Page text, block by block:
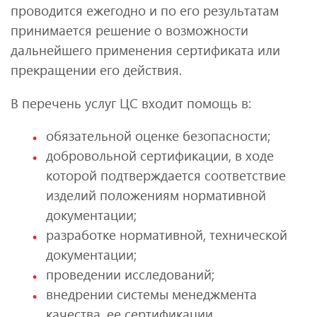
проводится ежегодно и по его результатам
принимается решение о возможности
дальнейшего применения сертификата или
прекращении его действия.
В перечень услуг ЦС входит помощь в:
обязательной оценке безопасности;
добровольной сертификации, в ходе
которой подтверждается соответствие
изделий положениям нормативной
документации;
разработке нормативной, технической
документации;
проведении исследований;
внедрении системы менеджмента